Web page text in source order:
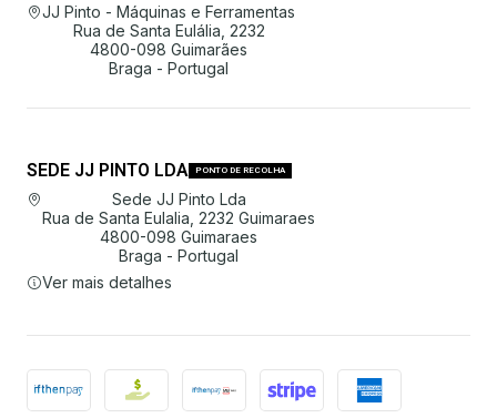
JJ Pinto - Máquinas e Ferramentas
Rua de Santa Eulália, 2232
4800-098 Guimarães
Braga - Portugal
SEDE JJ PINTO LDA PONTO DE RECOLHA
Sede JJ Pinto Lda
Rua de Santa Eulalia, 2232 Guimaraes
4800-098 Guimaraes
Braga - Portugal
Ver mais detalhes